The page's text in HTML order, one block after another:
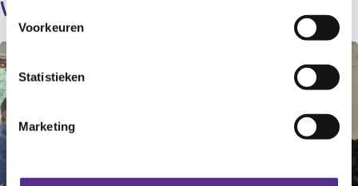
Voorkeuren
Statistieken
Marketing
Verder lezen